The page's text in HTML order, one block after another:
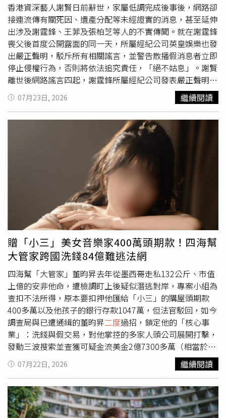
香港資深藝人謝賢日前辭世，家屬低調完成後事後，網路卻
接連流傳有關死因、遺產分配等未經證實的消息，甚至延伸
出涉及謝霆鋒、王菲及張柏芝等人的不實傳聞。就在謝霆鋒
喪父後首度公開露面的同一天，所屬經紀公司英皇娛樂也發
出嚴正聲明，駁斥所有相關謠言，並警告散播假消息者立即
停止侵權行為，否則將依法追究責任，「絕不姑息」。謝賢
離世後網路謠言四起，謝霆鋒所屬經紀公司發表嚴正聲明，
強調將依法追究散播不實資訊者責任。（圖／翻攝自臉書，
英皇娛樂 EEG）綜合港媒報導，英皇娛樂表示，謝霆鋒與
家人一直希望以低調方式送別謝賢，不料近日卻有部分人士
在網路上惡意捏造謝賢的病因、遺產分配等內容，並散播虛
假資訊，不僅誤導外界，也引發不少針對謝霆鋒的不實、侮
辱及誹謗性言論，甚至將話題延燒至他與王菲、張柏芝的感
二度傷害。英皇娛樂強調，逝者的名
譽、隱私及人格尊嚴依法應受到保障，也應獲得社會尊重，
任何捏造事實、歪曲真相、惡意中傷，或藉由逝者製造輿論
的行為，都可能涉及侵權。公司因此代表謝霆鋒正式要求相
關人士立即停止散播不實言論，並刪除所有已發布內容；若
仍持續散布虛假資訊，將依法追究法律責任，絕不寬貸。謝
霆鋒在父親謝賢離世後首度公開露面，一身黑衣現身青島機
場；同日，經紀公司英皇娛樂也發表聲明，駁斥網路謠言並
揚言依法究責。（圖／翻攝自微博）就在聲明發布當天，謝
霆鋒也被拍到現身山東青島機場，這是他在父親謝賢離世後
首度公開露面。畫面中，他身穿黑色上衣、黑色長褲，肩背
黑色大型背包，全程低著頭快步前行，面對媒體及外界關注
未發一語，神情相當低調。據了解，謝霆鋒此行是為25日在
青島舉行的演唱會提前彩排及準備工作。雖然剛經歷喪父之
痛，但他並未因此停下工作腳步。謝霆鋒過去曾透露，父親
謝賢生前經常勉勵他「The show must go on（表演必須繼
續）」，因此他也選擇遵循父親理念，在完成後事後重新投
入工作。港媒指出，謝賢的後事已於4天內完成，青島演唱
會也將依原定計畫如期舉行，不會因喪事延期。考量謝霆鋒
目前仍在服喪，當地粉絲已主動取消原本規劃的應援活動，
希望給予他更多空間與尊重；而謝霆鋒此次也沒有搭乘私人
07月23日, 2026 繼續閱讀
贈「小三」美女音樂家400萬頭期款！四海幫
大管家跨國洗錢84億難逃法網
四海幫「大管家」董昀昇去年從墨西哥走私132公斤、市值
上億的安非他命，遭檢調盯上後疑似潛逃對岸，專案小組為
查扣不法所得，原本要扣押他匯給「小三」的購屋頭期款
400多萬以及他孩子的銀行存款1047萬，但法官駁回，如今
調查局與已遭通緝的董昀昇二度過招，鎖定他的「核心事
業」：洗錢與假交易，對他掌控的多家人頭公司展開打擊，
發動三波搜索並查獲可疑金流美金2億7300多萬（相當於台
幣84億元），以強力金融掃黑手段破獲全國最大幫派詐欺跨
國洗錢案。專案小組透露，董昀昇掛名四海幫秘書，總攬幫
表，都由董昀昇一手安排；透過假交易洗錢至境外是他的主
業，走私毒品則是副業。調查局搜索洗錢集團帳房。（圖／
07月22日, 2026 繼續閱讀